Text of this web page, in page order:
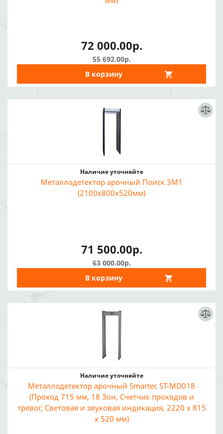
72 000.00р.
55 692.00р.
В корзину
Наличие уточняйте
Металлодетектор арочный Поиск 3М1
(2100х800х520мм)
71 500.00р.
63 000.00р.
В корзину
Наличие уточняйте
Металлодетектор арочный Smartec ST-MD018
(Проход 715 мм, 18 Зон, Счетчик проходов и
тревог, Световая и звуковая индикация, 2220 х 815
х 520 мм)